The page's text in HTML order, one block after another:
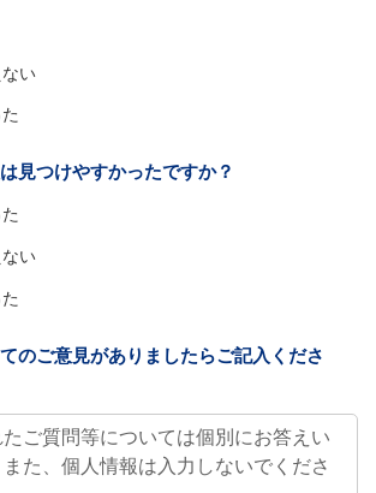
い
見つけやすかったですか？
い
のご意見がありましたらご記入くださ